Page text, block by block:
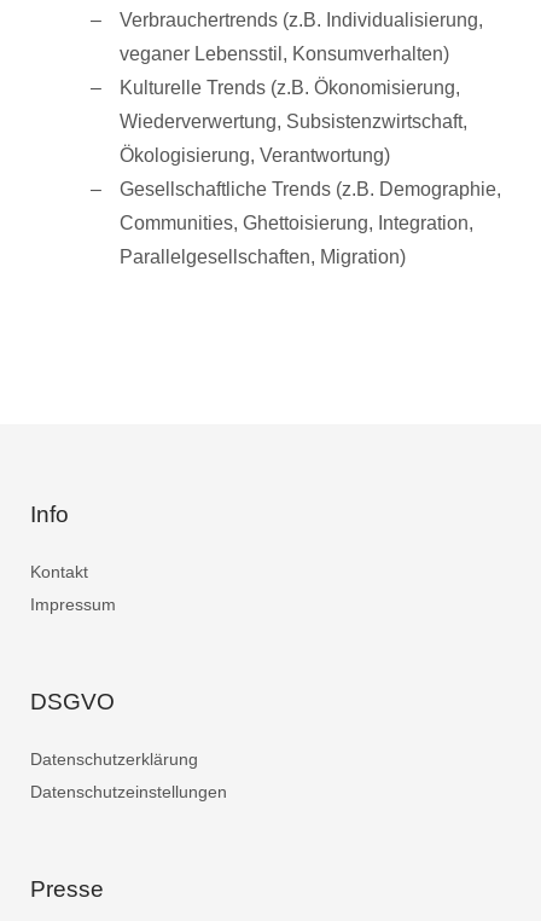
Verbrauchertrends (z.B. Individualisierung,
veganer Lebensstil, Konsumverhalten)
Kulturelle Trends (z.B. Ökonomisierung,
Wiederverwertung, Subsistenzwirtschaft,
Ökologisierung, Verantwortung)
Gesellschaftliche Trends (z.B. Demographie,
Communities, Ghettoisierung, Integration,
Parallelgesellschaften, Migration)
Info
Kontakt
Impressum
DSGVO
Datenschutzerklärung
Datenschutzeinstellungen
Presse